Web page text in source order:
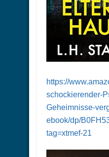
https://
schockierender-
Geheimnisse-
ebook/dp/
tag=xtmef-21